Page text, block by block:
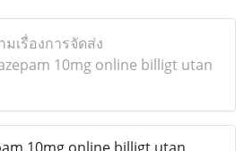
มเรื่องการจัดส่ง
10mg online billigt utan